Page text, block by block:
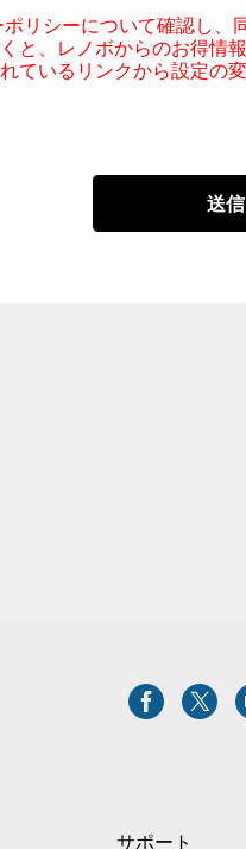
リシーについて確認し、
と、レノボからのお得情
ているリンクから設定の
送信
サポート